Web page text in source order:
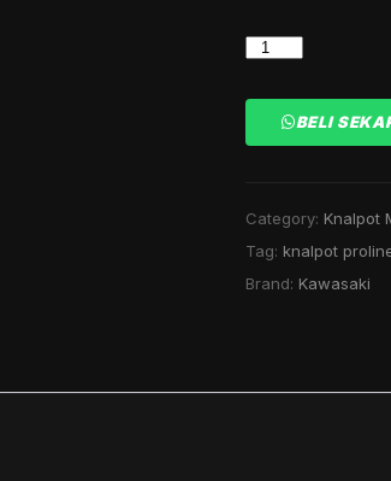
KNALPOT
XR1
FULL
STAINLESS
quantity
BELI
Category: Knalpot
Tag: knalpot
Brand: Kawasaki